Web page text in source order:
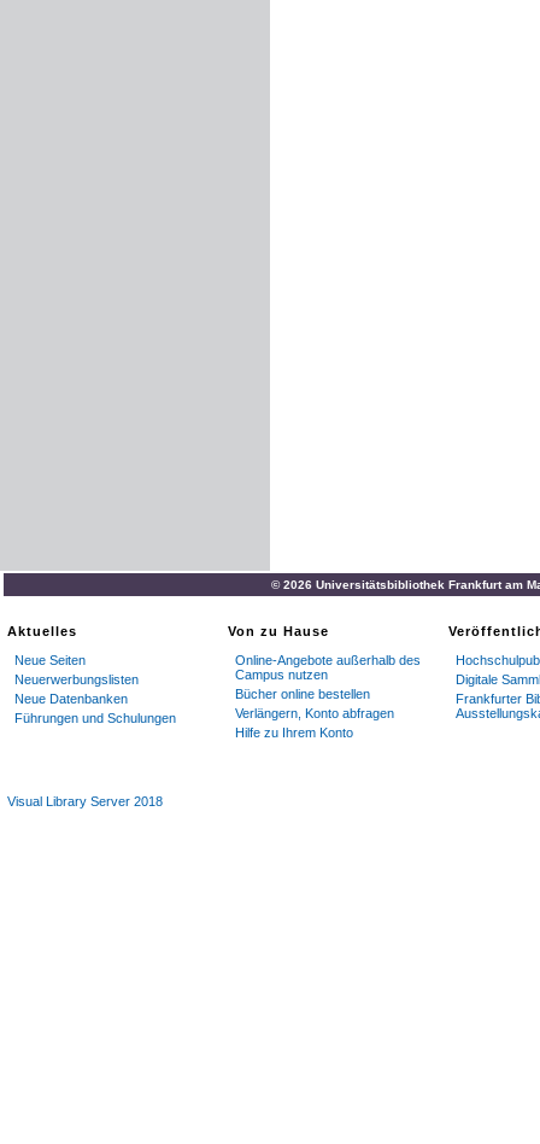
© 2026 Universitätsbibliothek Frankfurt am
Aktuelles
Neue Seiten
Neuerwerbungslisten
Neue Datenbanken
Führungen und Schulungen
Von zu Hause
Online-Angebote außerhalb des
Campus nutzen
Bücher online bestellen
Verlängern, Konto abfragen
Hilfe zu Ihrem Konto
Digitale
Frankfurter
Visual Library Server 2018